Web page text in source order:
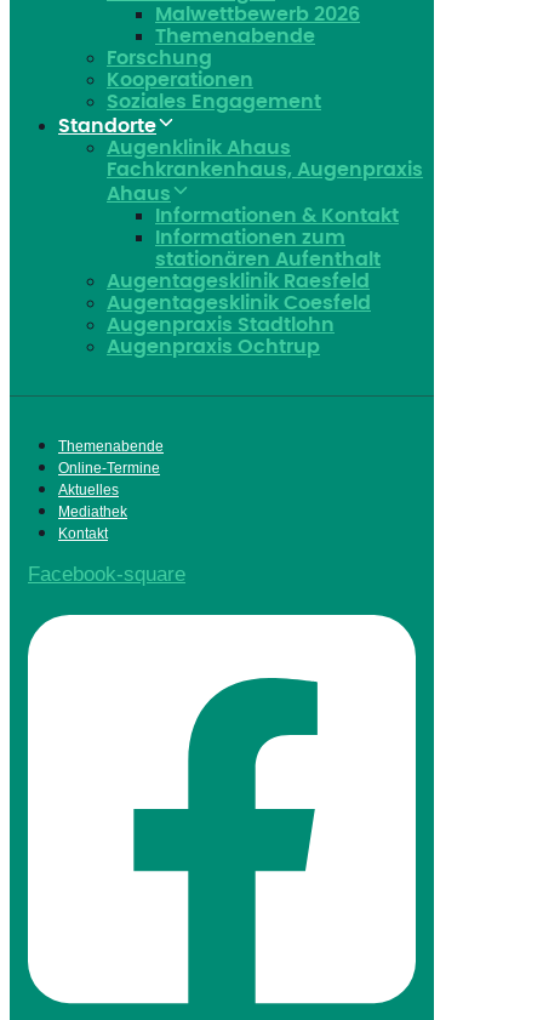
Malwettbewerb 2026
Themenabende
Forschung
Kooperationen
Soziales Engagement
Standorte
Augenklinik Ahaus
Fachkrankenhaus, Augenpraxis
Ahaus
Informationen & Kontakt
Informationen zum
stationären Aufenthalt
Augentagesklinik Raesfeld
Augentagesklinik Coesfeld
Augenpraxis Stadtlohn
Augenpraxis Ochtrup
Themenabende
Online-Termine
Aktuelles
Mediathek
Kontakt
Facebook-square